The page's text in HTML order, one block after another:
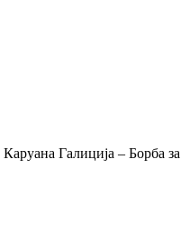
Галиција – Борба за